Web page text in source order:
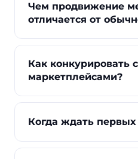
Чем продвижение
отличается от
Долгий выбор,
ассортимент. Поэтому
уходит на структуру
карточек и фото,
только на позиции.
Как конкурировать с
маркетплейсами?
Делаем ставку на
размерам,
локальный спрос.
и собственные
Когда ждать первых
Первые сдвиги по